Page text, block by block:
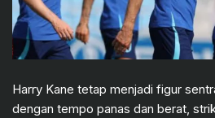
Harry Kane tetap menjadi figur
dengan tempo panas dan berat,